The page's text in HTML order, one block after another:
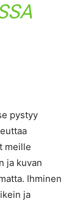
pystyy
meille
ja kuvan
Ihminen
ja